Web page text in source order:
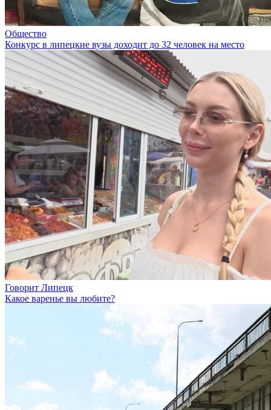
Общество
Конкурс в липецкие вузы доходит до 32 человек на место
Говорит Липецк
Какое варенье вы любите?